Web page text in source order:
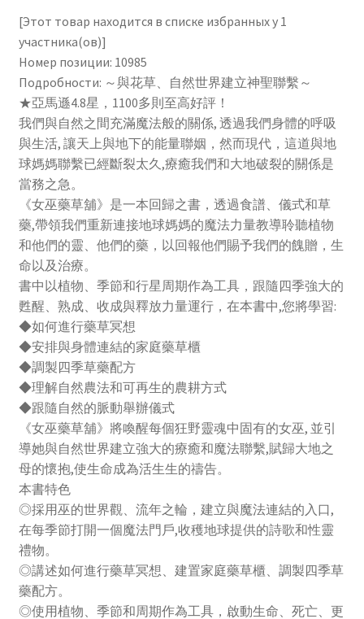
式
與
配
方
(the
Witch’s
Herbal
Apothecary)
[Этот товар находится в списке избранных у 1
участника(ов)]
Номер позиции: 10985
Подробности: ～與花草、自然世界建立神聖聯繫～
★亞馬遜4.8星，1100多則至高好評！
我們與自然之間充滿魔法般的關係, 透過我們身體的呼吸
與生活, 讓天上與地下的能量聯姻，然而現代，這道與地
球媽媽聯繫已經斷裂太久,療癒我們和大地破裂的關係是
當務之急。
《女巫藥草舖》是一本回歸之書，透過食譜、儀式和草
藥,帶領我們重新連接地球媽媽的魔法力量教導聆聽植物
和他們的靈、他們的藥，以回報他們賜予我們的餽贈，生
命以及治療。
書中以植物、季節和行星周期作為工具，跟隨四季強大的
甦醒、熟成、收成與釋放力量運行，在本書中,您將學習:
◆如何進行藥草冥想
◆安排與身體連結的家庭藥草櫃
◆調製四季草藥配方
◆理解自然農法和可再生的農耕方式
◆跟隨自然的脈動舉辦儀式
《女巫藥草舖》將喚醒每個狂野靈魂中固有的女巫, 並引
導她與自然世界建立強大的療癒和魔法聯繫,賦歸大地之
母的懷抱,使生命成為活生生的禱告。
本書特色
◎採用巫的世界觀、流年之輪，建立與魔法連結的入口,
在每季節打開一個魔法門戶,收穫地球提供的詩歌和性靈
禮物。
◎講述如何進行藥草冥想、建置家庭藥草櫃、調製四季草
藥配方。
◎使用植物、季節和周期作為工具，啟動生命、死亡、更